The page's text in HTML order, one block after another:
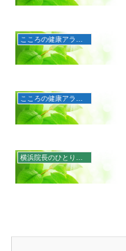
横浜院長のひとりごと